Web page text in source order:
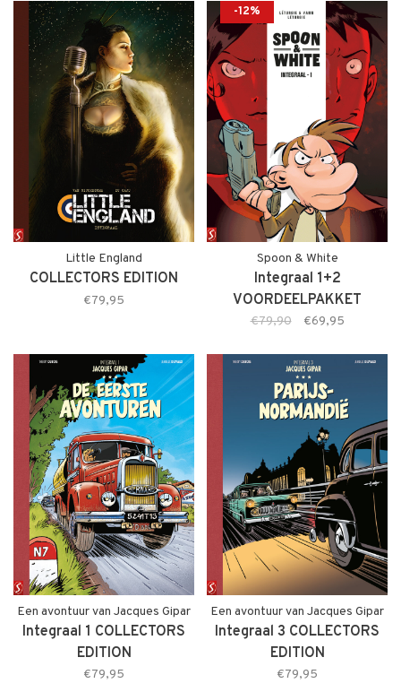
Little England
COLLECTORS EDITION
€79,95
-12%
Spoon & White
Integraal 1+2
VOORDEELPAKKET
(+stofomslag)
€79,90 €69,95
Een avontuur van Jacques Gipar
Integraal 1 COLLECTORS
EDITION
€79,95
Een avontuur van Jacques Gipar
Integraal 3 COLLECTORS
EDITION
€79,95